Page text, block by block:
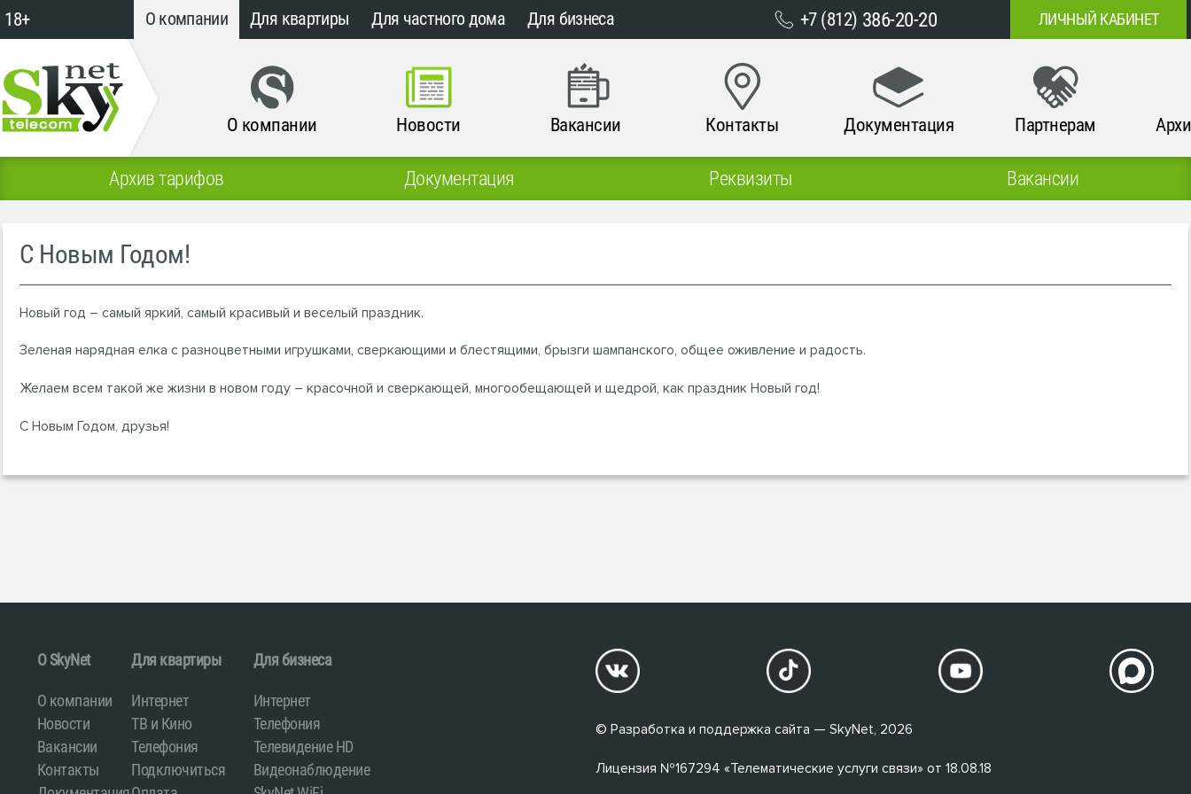
18+ О компании Для квартиры Для частного дома Для бизнеса +7 (812) 386-20-20 ЛИЧНЫЙ КАБИНЕТ
О компании Новости Вакансии Контакты Документация Партнерам
Архив тарифов Документация Реквизиты Вакансии
С Новым Годом!
Новый год – самый яркий, самый красивый и веселый праздник.
Зеленая нарядная елка с разноцветными игрушками, сверкающими и блестящими, брызги шампанского, общее оживление и радость.
Желаем всем такой же жизни в новом году – красочной и сверкающей, многообещающей и щедрой, как праздник Новый год!
С Новым Годом, друзья!
O SkyNet
О компании
Новости
Вакансии
Контакты
Для квартиры
Интернет
ТВ и Кино
Телефония
Подключиться
Для бизнеса
Интернет
Телефония
Телевидение HD
Видеонаблюдение
© Разработка и поддержка сайта — SkyNet, 2026
Лицензия №167294 «Телематические услуги связи» от 18.08.18